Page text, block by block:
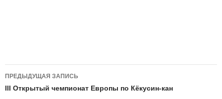
Навигация
по
ПРЕДЫДУЩАЯ ЗАПИСЬ
III Открытый чемпионат Европы по Кёкусин-кан